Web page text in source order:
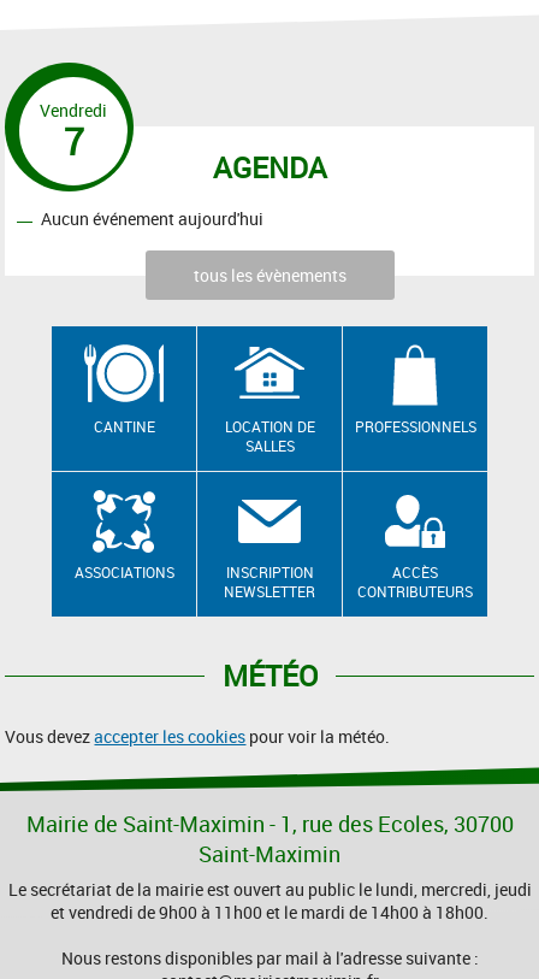
AGENDA
Vendredi
7
Aucun événement aujourd'hui
tous les évènements
CANTINE
LOCATION DE
SALLES
PROFESSIONNELS
ASSOCIATIONS
INSCRIPTION
NEWSLETTER
ACCÈS
CONTRIBUTEURS
MÉTÉO
Vous devezaccepter les cookies pour voir la météo.
Mairie de Saint-Maximin - 1, rue des Ecoles, 30700
Saint-Maximin
Le secrétariat de la mairie est ouvert au public le lundi, mercredi, jeudi
et vendredi de 9h00 à 11h00 et le mardi de 14h00 à 18h00.
Nous restons disponibles par mail à l'adresse suivante :